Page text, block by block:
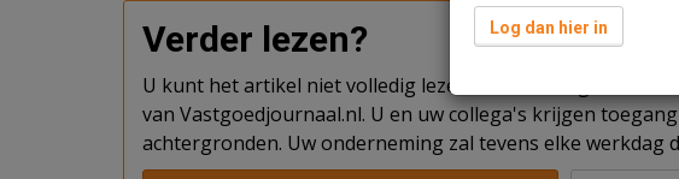
Verder lezen?
U kunt het artikel niet volledig lezen omdat u nog niet bent
van Vastgoedjournaal.nl. U en uw collega's krijgen
achtergronden. Uw onderneming zal tevens elke werkdag
Log dan hier in